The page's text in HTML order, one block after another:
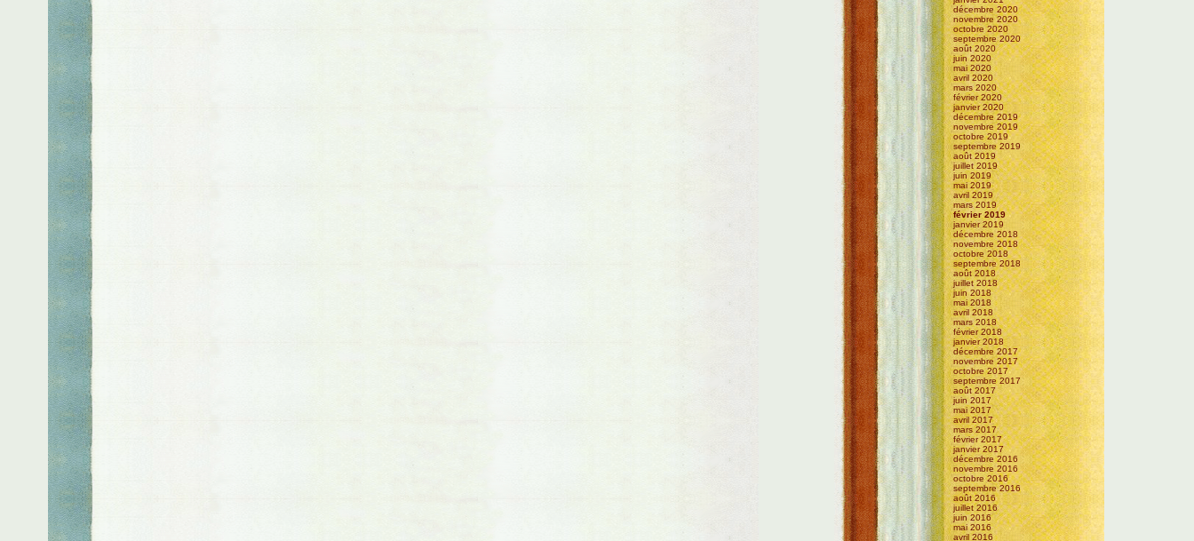
décembre 2020
novembre 2020
octobre 2020
septembre 2020
août 2020
juin 2020
mai 2020
avril 2020
mars 2020
février 2020
janvier 2020
décembre 2019
novembre 2019
octobre 2019
septembre 2019
août 2019
juillet 2019
juin 2019
mai 2019
avril 2019
mars 2019
février 2019
janvier 2019
décembre 2018
novembre 2018
octobre 2018
septembre 2018
août 2018
juillet 2018
juin 2018
mai 2018
avril 2018
mars 2018
février 2018
janvier 2018
décembre 2017
novembre 2017
octobre 2017
septembre 2017
août 2017
juin 2017
mai 2017
avril 2017
mars 2017
février 2017
janvier 2017
décembre 2016
novembre 2016
octobre 2016
septembre 2016
août 2016
juillet 2016
juin 2016
mai 2016
avril 2016